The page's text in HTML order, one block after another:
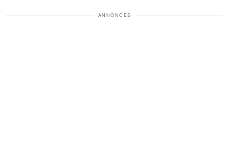
ANNONCES